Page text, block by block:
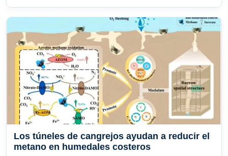
Los túneles de cangrejos ayudan a reducir el
metano en humedales costeros